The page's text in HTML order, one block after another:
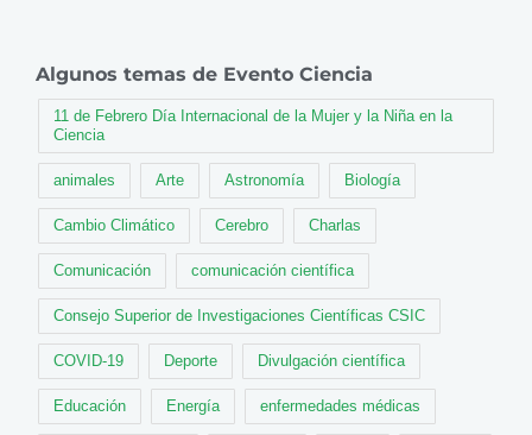
Algunos temas de Evento Ciencia
11 de Febrero Día Internacional de la Mujer y la Niña en la
Ciencia
animales Arte Astronomía Biología
Cambio Climático Cerebro Charlas
Comunicación comunicación científica
Consejo Superior de Investigaciones Científicas CSIC
COVID-19 Deporte Divulgación científica
Educación Energía enfermedades médicas